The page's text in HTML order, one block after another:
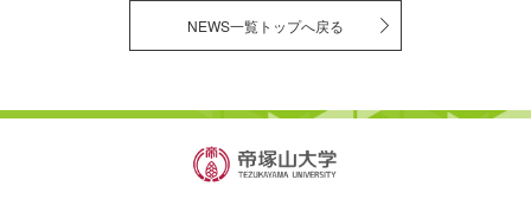
NEWS一覧トップへ戻る